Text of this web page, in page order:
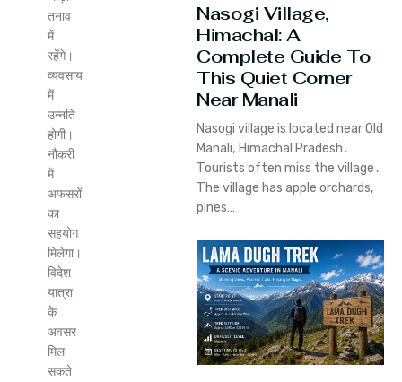
तनाव
में
रहेंगे।
व्यवसाय
में
उन्नति
होगी।
नौकरी
में
अफसरों
का
सहयोग
मिलेगा।
विदेश
यात्रा
के
अवसर
मिल
सकते
Nasogi Village,
Himachal: A
Complete Guide To
This Quiet Corner
Near Manali
Nasogi village is located near Old
Manali‚ Himachal Pradesh․
Tourists often miss the village․
The village has apple orchards‚
pines…